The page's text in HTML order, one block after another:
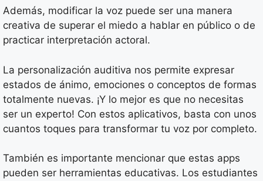
Además, modificar la voz puede ser una manera
creativa de superar el miedo a hablar en público o de
practicar interpretación actoral.
La personalización auditiva nos permite expresar
estados de ánimo, emociones o conceptos de formas
totalmente nuevas. ¡Y lo mejor es que no necesitas
ser un experto! Con estos aplicativos, basta con unos
cuantos toques para transformar tu voz por completo.
También es importante mencionar que estas apps
pueden ser herramientas educativas. Los estudiantes